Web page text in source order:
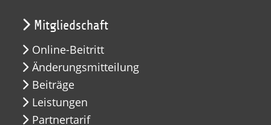
Mitgliedschaft
Online-Beitritt
Änderungsmitteilung
Beiträge
Leistungen
Partnertarif